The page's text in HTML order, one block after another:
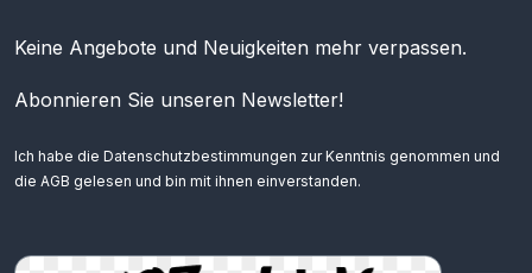
Keine Angebote und Neuigkeiten mehr verpassen.
Abonnieren Sie unseren Newsletter!
Ich habe die Datenschutzbestimmungen zur Kenntnis genommen und
die AGB gelesen und bin mit ihnen einverstanden.